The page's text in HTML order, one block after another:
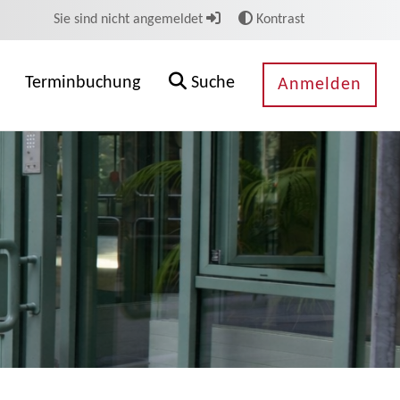
Sie sind nicht angemeldet Kontrast
Terminbuchung Suche Anmelden